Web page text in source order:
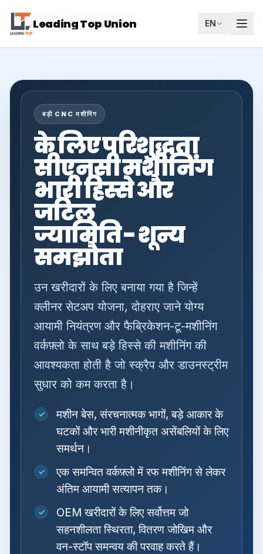
Leading Top Union HI
Leading Top Union EN
बड़ी CNC मशीनिंग
के लिए परिशुद्धता
सीएनसी मशीनिंग
भारी हिस्से और
जटिल
ज्यामिति - शून्य
समझौता
उन खरीदारों के लिए बनाया गया है जिन्हें
क्लीनर सेटअप योजना, दोहराए जाने योग्य
आयामी नियंत्रण और फैब्रिकेशन-टू-मशीनिंग
वर्कफ़्लो के साथ बड़े हिस्से की मशीनिंग की
आवश्यकता होती है जो स्क्रैप और डाउनस्ट्रीम
सुधार को कम करता है।
✓
मशीन बेस, संरचनात्मक भागों, बड़े आकार के
घटकों और भारी मशीनीकृत असेंबलियों के लिए
समर्थन।
✓
एक समन्वित वर्कफ़्लो में रफ मशीनिंग से लेकर
अंतिम आयामी सत्यापन तक।
✓
OEM खरीदारों के लिए सर्वोत्तम जो
सहनशीलता स्थिरता, वितरण जोखिम और
वन-स्टॉप समन्वय की परवाह करते हैं।